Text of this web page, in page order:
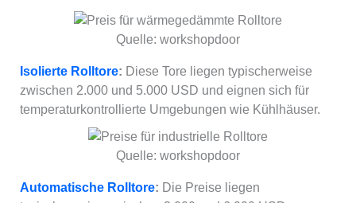
Quelle: workshopdoor
Isolierte Rolltore: Diese Tore liegen typischerweise
zwischen 2.000 und 5.000 USD und eignen sich für
temperaturkontrollierte Umgebungen wie Kühlhäuser.
Quelle: workshopdoor
Automatische Rolltore: Die Preise liegen